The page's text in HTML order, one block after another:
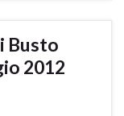
Busto
2012